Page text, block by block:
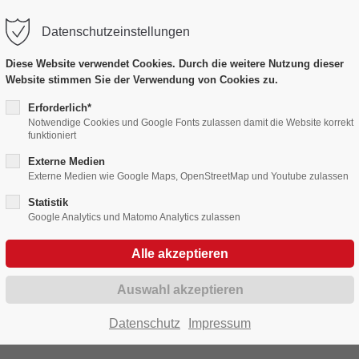
dolor sit amet:
/ 365days
support for our customers
8:00am - 5:00pm
(GMT
Cybersteel Inc.
San Francisco, CA 94102
Have any questions?
info@yourdomain.com
Bildergalerien
Fasnet in Bildern 2010 - 2019
Datenschutzeinstellungen
Diese Website verwendet Cookies. Durch die weitere Nutzung dieser
Website stimmen Sie der Verwendung von Cookies zu.
Erforderlich*
Notwendige Cookies und Google Fonts zulassen damit die Website korrekt
funktioniert
Externe Medien
Externe Medien wie Google Maps, OpenStreetMap und Youtube zulassen
Statistik
Google Analytics und Matomo Analytics zulassen
Datenschutz Impressum